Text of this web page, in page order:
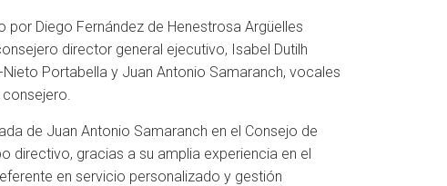
Diego Fernández de Henestrosa Argüelles
director general ejecutivo, Isabel Dutilh
Portabella y Juan Antonio Samaranch, vocales
de Juan Antonio Samaranch en el Consejo de
directivo, gracias a su amplia experiencia en el
en servicio personalizado y gestión